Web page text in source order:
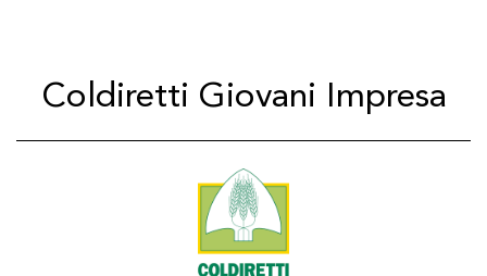
Coldiretti Giovani Impresa